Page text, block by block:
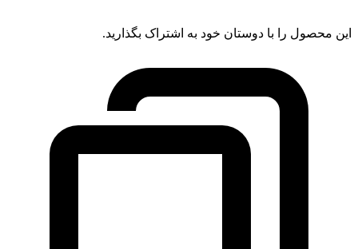
این محصول را با دوستان خود به اشتراک بگذارید.